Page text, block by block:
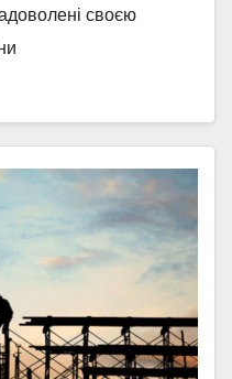
своєю